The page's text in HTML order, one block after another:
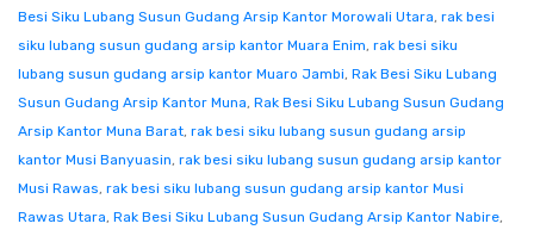
Besi Siku Lubang Susun Gudang Arsip Kantor Morowali Utara, rak besi
siku lubang susun gudang arsip kantor Muara Enim, rak besi siku
lubang susun gudang arsip kantor Muaro Jambi, Rak Besi Siku Lubang
Susun Gudang Arsip Kantor Muna, Rak Besi Siku Lubang Susun Gudang
Arsip Kantor Muna Barat, rak besi siku lubang susun gudang arsip
kantor Musi Banyuasin, rak besi siku lubang susun gudang arsip kantor
Musi Rawas, rak besi siku lubang susun gudang arsip kantor Musi
Rawas Utara, Rak Besi Siku Lubang Susun Gudang Arsip Kantor Nabire,